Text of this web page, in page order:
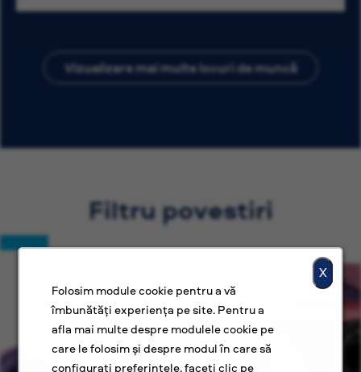
X
Folosim module cookie pentru a vă
îmbunătăți experiența pe site. Pentru a
afla mai multe despre modulele cookie pe
care le folosim și despre modul în care să
configurați preferințele, faceți clic pe
Vizualizare mai multe locuri de muncă
Filtru povestiri